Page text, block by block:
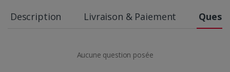
Description Livraison & Paiement
Aucune question posée